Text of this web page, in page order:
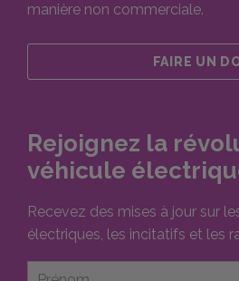
manière non commerciale.
FAIRE UN
Rejoignez la
véhicule
Recevez des mises à jour sur
électriques, les incitatifs et les